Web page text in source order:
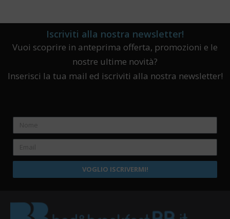
Iscriviti alla nostra newsletter!
Vuoi scoprire in anteprima offerta, promozioni e le
nostre ultime novità?
Inserisci la tua mail ed iscriviti alla nostra newsletter!
VOGLIO ISCRIVERMI!